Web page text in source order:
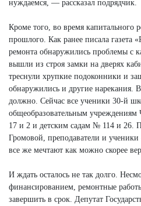
нуждаемся, — рассказал подрядчик.
Кроме того, во время капитального
прошлого. Как ранее писала газета
ремонта обнаружились проблемы с
вышли из строя замки на дверях
треснули хрупкие подоконники и
обнаружились и другие нарекания.
должно. Сейчас все ученики 30-й
общеобразовательным
17 и 2 и детским садам № 114 и 26.
Громовой, преподаватели и
все же мечтают как можно скорее
И ждать осталось не так долго.
финансированием, ремонтные
завершить в срок. Депутат